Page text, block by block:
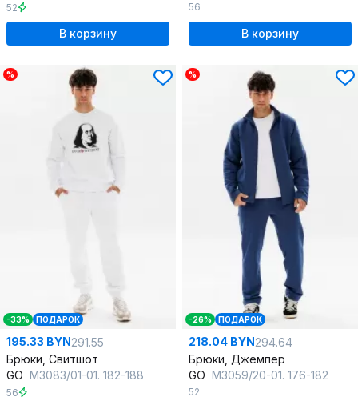
52
В корзину
56
В корзину
%
-33% ПОДАРОК
195.33 BYN291.55
Брюки, Свитшот
GO M3083/01-01. 182-188
56
%
-26% ПОДАРОК
218.04 BYN294.64
Брюки, Джемпер
GO M3059/20-01. 176-182
52